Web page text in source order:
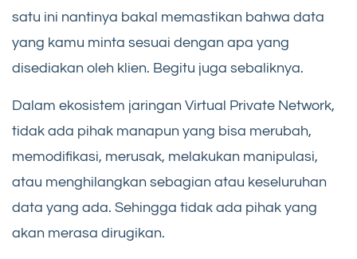
satu ini nantinya bakal memastikan bahwa data
yang kamu minta sesuai dengan apa yang
disediakan oleh klien. Begitu juga sebaliknya.
Dalam ekosistem jaringan Virtual Private Network,
tidak ada pihak manapun yang bisa merubah,
memodifikasi, merusak, melakukan manipulasi,
atau menghilangkan sebagian atau keseluruhan
data yang ada. Sehingga tidak ada pihak yang
akan merasa dirugikan.